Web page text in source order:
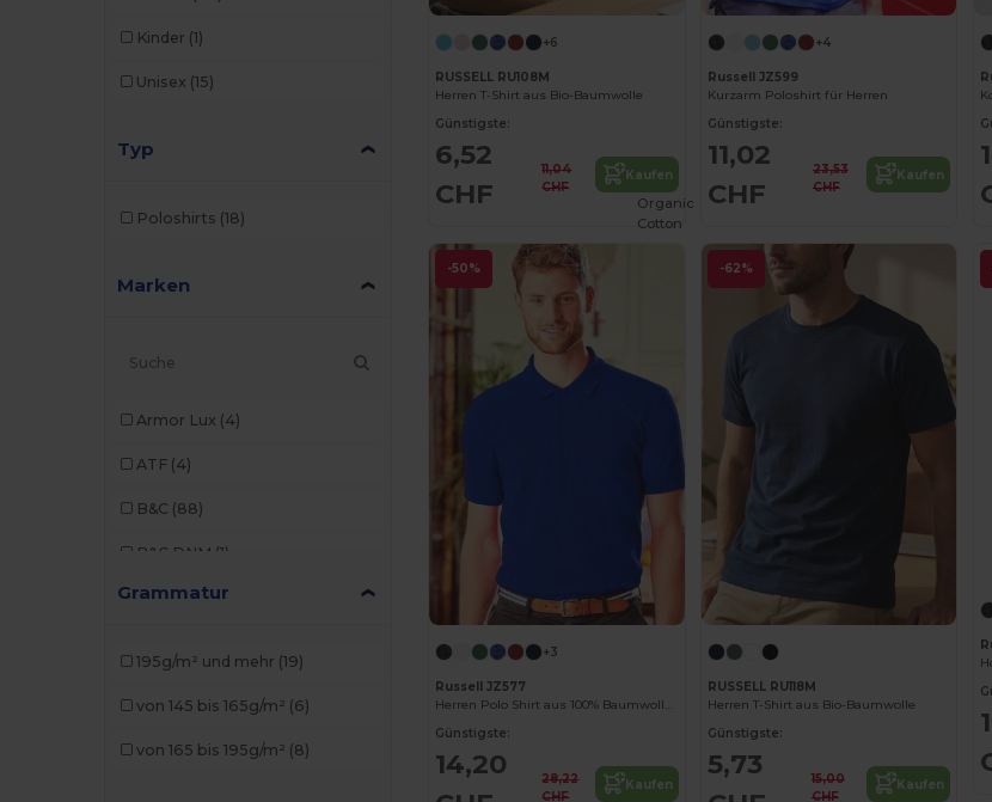
Kinder (1)
Unisex (15)
Typ
Poloshirts (18)
Marken
Armor Lux (4)
ATF (4)
B&C (88)
B&C DNM (1)
B&C Pro (4)
Grammatur
195g/m² und mehr (19)
von 145 bis 165g/m² (6)
von 165 bis 195g/m² (8)
+6
RUSSELL RU108M
Herren T-Shirt aus Bio-Baumwolle
Günstigste:
6,52
CHF
11,04
CHF
Kaufen
+4
Russell JZ599
Kurzarm Poloshirt für Herren
Günstigste:
11,02
CHF
23,53
CHF
Kaufen
-50%
+3
Russell JZ577
Herren Polo Shirt aus 100% Baumwolle von Russell
Günstigste:
14,20
28,22
CHF
Kaufen
-62%
Organic
Cotton
RUSSELL RU118M
Herren T-Shirt aus Bio-Baumwolle
Günstigste:
5,73
15,00
CHF
Kaufen